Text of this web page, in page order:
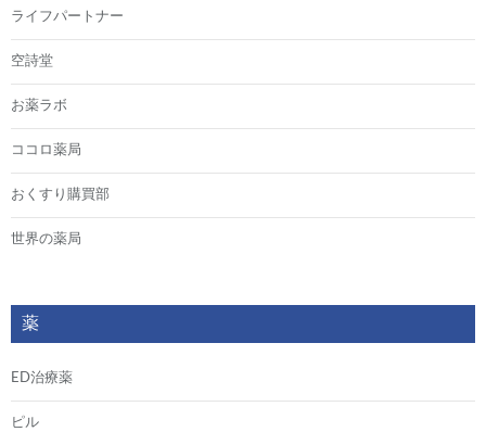
ライフパートナー
空詩堂
お薬ラボ
ココロ薬局
おくすり購買部
世界の薬局
薬
ED治療薬
ピル